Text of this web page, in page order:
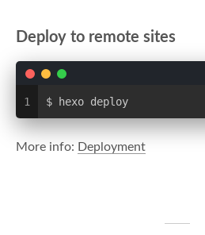
Deploy to remote sites
1 $ hexo deploy
More info: Deployment